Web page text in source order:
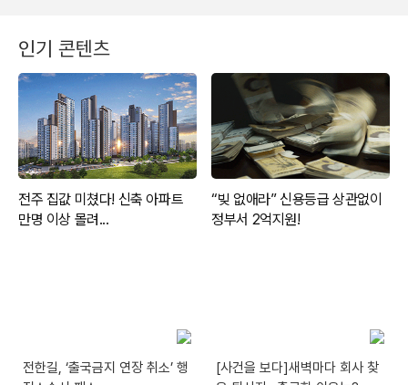
인기 콘텐츠
전한길, ‘출국금지 연장 취소’ 행
[사건을 보다]새벽마다 회사 찾